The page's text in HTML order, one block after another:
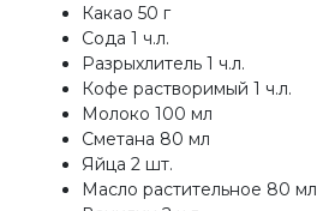
Какао 50 г
Сода 1 ч.л.
Разрыхлитель 1 ч.л.
Кофе растворимый 1 ч.л.
Молоко 100 мл
Сметана 80 мл
Яйца 2 шт.
Масло растительное 80 мл